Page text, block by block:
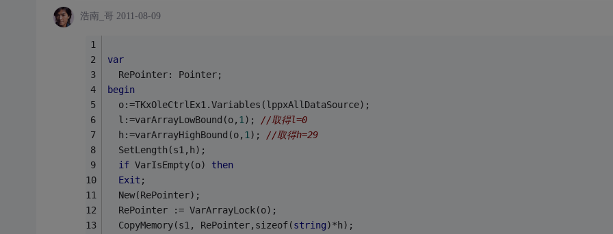
浩南_哥 2011-08-09
var
  RePointer: Pointer;
begin
  o:=TKxOleCtrlEx1.Variables(lppxAllDataSource);
  l:=varArrayLowBound(o,
1 ); //取得l=0
  h:=varArrayHighBound(o,
1 ); //取得h=29
  SetLength(s1,h);
if VarIsEmpty(o) then
Exit ;
  New(RePointer);
  RePointer := VarArrayLock(o);
  CopyMemory(s1, RePointer,sizeof(
string)*h);